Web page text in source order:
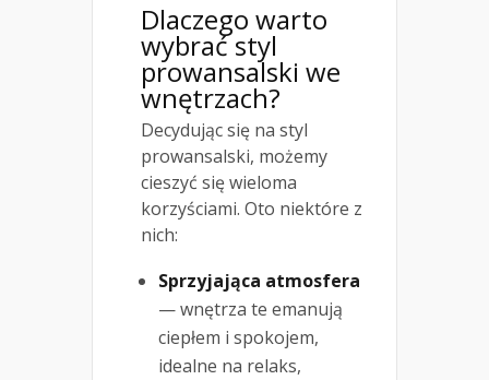
Dlaczego warto
wybrać styl
prowansalski we
wnętrzach?
Decydując się na styl
prowansalski, możemy
cieszyć się wieloma
korzyściami. Oto niektóre z
nich:
Sprzyjająca atmosfera
— wnętrza te emanują
ciepłem i spokojem,
idealne na relaks,